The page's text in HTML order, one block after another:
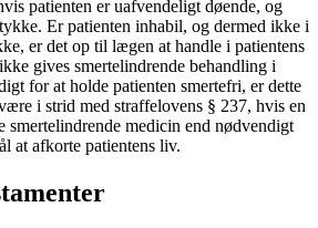
patienten er uafvendeligt døende, og
Er patienten inhabil, og dermed ikke i
er det op til lægen at handle i patientens
gives smertelindrende behandling i
for at holde patienten smertefri, er dette
i strid med straffelovens § 237, hvis en
smertelindrende medicin end nødvendigt
at afkorte patientens liv.